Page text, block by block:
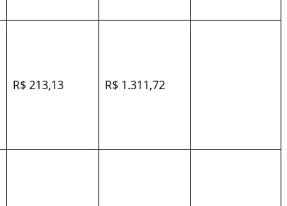
R$ 213,13 R$ 1.311,72